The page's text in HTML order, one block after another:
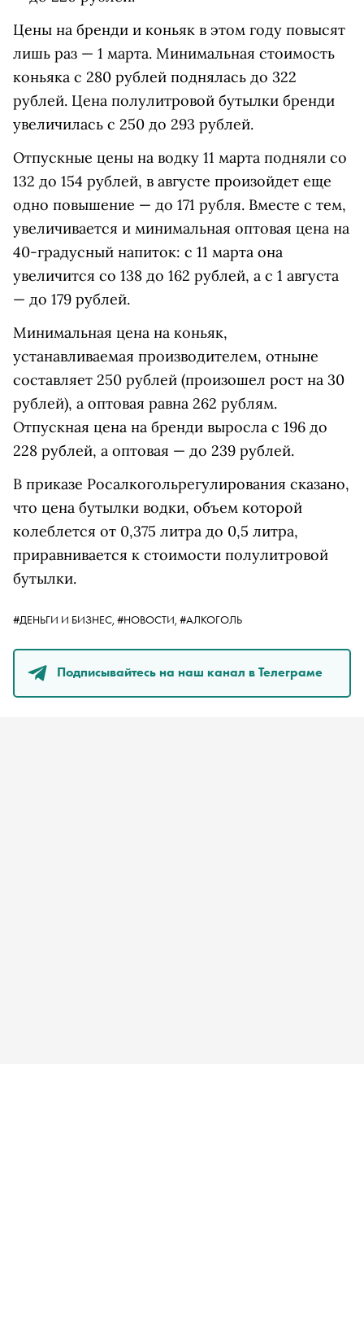
Цены на бренди и коньяк в этом году повысят
лишь раз — 1 марта. Минимальная стоимость
коньяка с 280 рублей поднялась до 322
рублей. Цена полулитровой бутылки бренди
увеличилась с 250 до 293 рублей.
Отпускные цены на водку 11 марта подняли со
132 до 154 рублей, в августе произойдет еще
одно повышение — до 171 рубля. Вместе с тем,
увеличивается и минимальная оптовая цена на
40-градусный напиток: с 11 марта она
увеличится со 138 до 162 рублей, а с 1 августа
— до 179 рублей.
Минимальная цена на коньяк,
устанавливаемая производителем, отныне
составляет 250 рублей (произошел рост на 30
рублей), а оптовая равна 262 рублям.
Отпускная цена на бренди выросла с 196 до
228 рублей, а оптовая — до 239 рублей.
В приказе Росалкогольрегулирования сказано,
что цена бутылки водки, объем которой
колеблется от 0,375 литра до 0,5 литра,
приравнивается к стоимости полулитровой
бутылки.
#ДЕНЬГИ И БИЗНЕС, #НОВОСТИ, #АЛКОГОЛЬ
Подписывайтесь на наш канал в Телеграме